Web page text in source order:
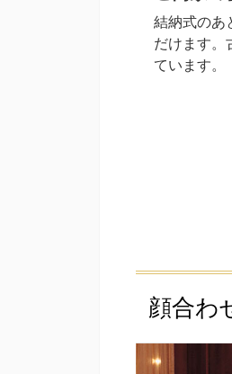
結納式のあ
だけます。
ています。
顔合わ